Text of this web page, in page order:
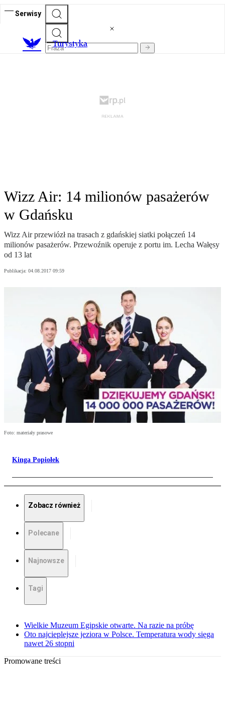
Serwisy
Turystyka
Wizz Air: 14 milionów pasażerów
w Gdańsku
Wizz Air przewiózł na trasach z gdańskiej siatki połączeń 14
milionów pasażerów. Przewoźnik operuje z portu im. Lecha Wałęsy
od 13 lat
Publikacja: 04.08.2017 09:59
Foto: materiały prasowe
Kinga Popiołek
Zobacz również
Polecane
Najnowsze
Tagi
Wielkie Muzeum Egipskie otwarte. Na razie na próbę
Oto najcieplejsze jeziora w Polsce. Temperatura wody sięga
nawet 26 stopni
Promowane treści